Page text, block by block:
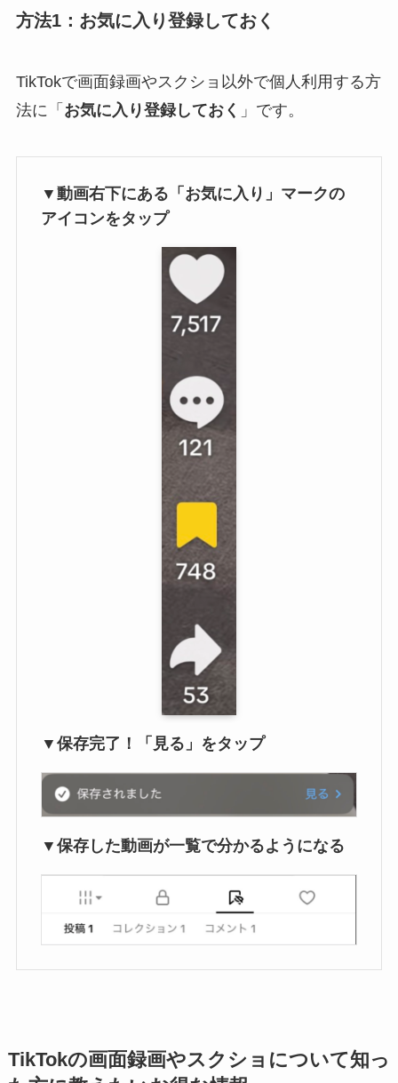
方法1：お気に入り登録しておく
TikTokで画面録画やスクショ以外で個人利用する方
法に「 お気に入り登録しておく 」です。
▼動画右下にある「お気に入り」マークの
アイコンをタップ
▼保存完了！「見る」をタップ
▼保存した動画が一覧で分かるようになる
TikTokの画面録画やスクショについて知っ